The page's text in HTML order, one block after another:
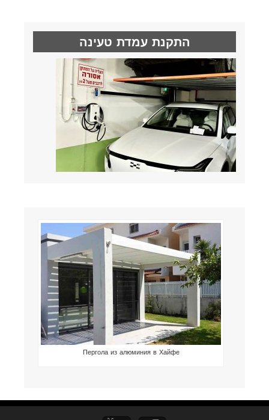
התקנת עמדת טעינה
Пергола из алюминия в Хайфе